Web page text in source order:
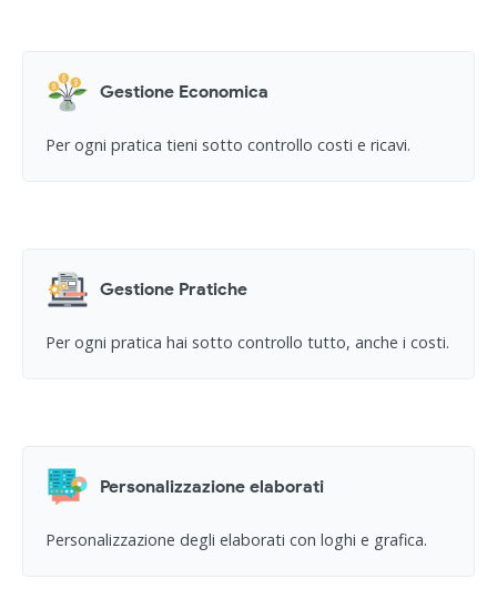
Gestione Economica
Per ogni pratica tieni sotto controllo costi e ricavi.
Gestione Pratiche
Per ogni pratica hai sotto controllo tutto, anche i costi.
Personalizzazione elaborati
Personalizzazione degli elaborati con loghi e grafica.